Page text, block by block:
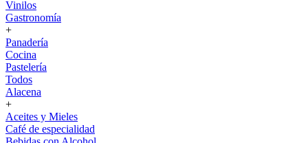
Vinilos
Gastronomía
+
Panadería
Cocina
Pastelería
Todos
Alacena
+
Aceites y Mieles
Café de especialidad